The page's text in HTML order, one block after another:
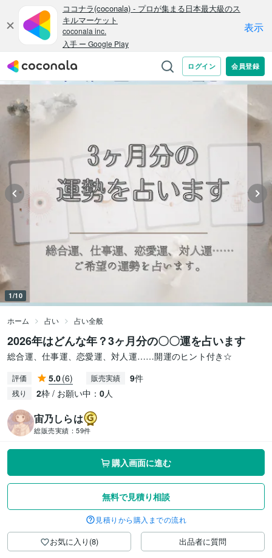
1/10
ホーム 占い 占い全般
2026年はどんな年？3ヶ月分の〇〇運を占います
総合運、仕事運、恋愛運、対人運……開運のヒント付き☆
評価 5.0(6) 販売実績 9件
残り 2枠 / お願い中： 0人
宙乃しらは
総販売実績： 59件
購入画面に進む
無料で見積り相談
見積りから購入までの流れ
お気に入り(8) 出品者に質問